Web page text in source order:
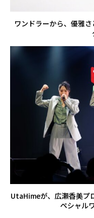
ワンドラーから、優雅
UtaHimeが、広瀬香美プ
ペシャル